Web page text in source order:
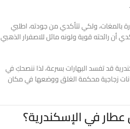
بالمغات، ولكي تتأكدي من جودته، اطلبي
أن رائحته قوية ولونه مائل للاصفرار الذهبي
قد تفسد البهارات بسرعة، لذا ننصحكِ في
زجاجية محكمة الغلق ووضعها في مكان
في الإسكندرية؟